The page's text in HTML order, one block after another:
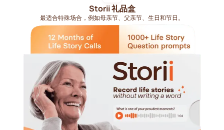
Storii 礼品盒
最适合特殊场合，例如母亲节、父亲节、生日和节日。